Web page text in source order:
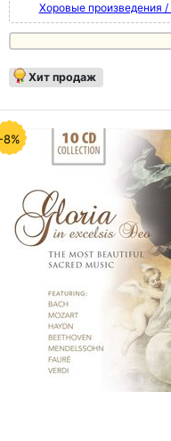
Хоровые произведения /
Хит продаж
8%